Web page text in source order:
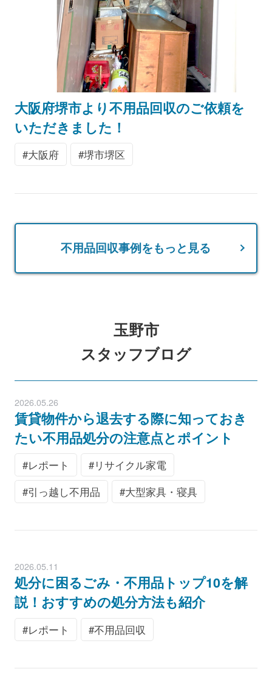
大阪府堺市より不用品回収のご依頼を
いただきました！
大阪府 堺市堺区
不用品回収事例をもっと見る
玉野市
スタッフブログ
2026.05.26
賃貸物件から退去する際に知っておき
たい不用品処分の注意点とポイント
レポート
リサイクル家電
引っ越し不用品
大型家具・寝具
2026.05.11
処分に困るごみ・不用品トップ10を解
説！おすすめの処分方法も紹介
レポート 不用品回収